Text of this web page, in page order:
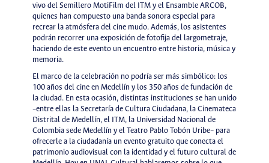
vivo del Semillero MotiFilm del ITM y el Ensamble ARCOB,
quienes han compuesto una banda sonora especial para
recrear la atmósfera del cine mudo. Además, los asistentes
podrán recorrer una exposición de fotofija del largometraje,
haciendo de este evento un encuentro entre historia, música y
memoria.
El marco de la celebración no podría ser más simbólico: los
100 años del cine en Medellín y los 350 años de fundación de
la ciudad. En esta ocasión, distintas instituciones se han unido
–entre ellas la Secretaría de Cultura Ciudadana, la Cinemateca
Distrital de Medellín, el ITM, la Universidad Nacional de
Colombia sede Medellín y el Teatro Pablo Tobón Uribe– para
ofrecerle a la ciudadanía un evento gratuito que conecta el
patrimonio audiovisual con la identidad y el futuro cultural de